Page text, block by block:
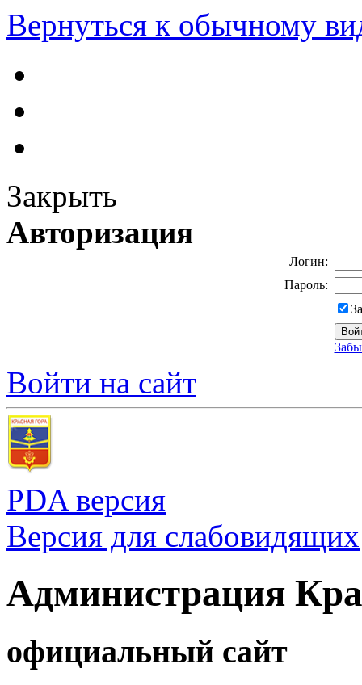
Вернуться к обычному
Закрыть
Авторизация
Логин:
Пароль:
Войти на сайт
PDA версия
Версия для слабовидящих
Администрация
официальный сайт